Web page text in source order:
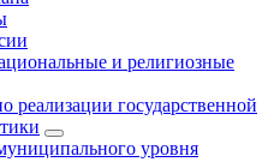
и религиозные
реализации государственной
уровня